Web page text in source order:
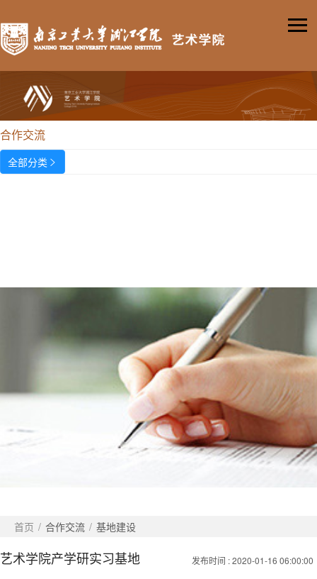
合作交流
全部分类 
首页 / 合作交流 / 基地建设
艺术学院产学研实习基地 发布时间 : 2020-01-16 06:00:00